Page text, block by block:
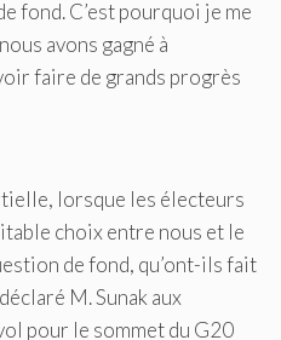
fond. C’est pourquoi je me
avons gagné à
faire de grands progrès
lorsque les électeurs
choix entre nous et le
de fond, qu’ont-ils fait
M. Sunak aux
pour le sommet du G20